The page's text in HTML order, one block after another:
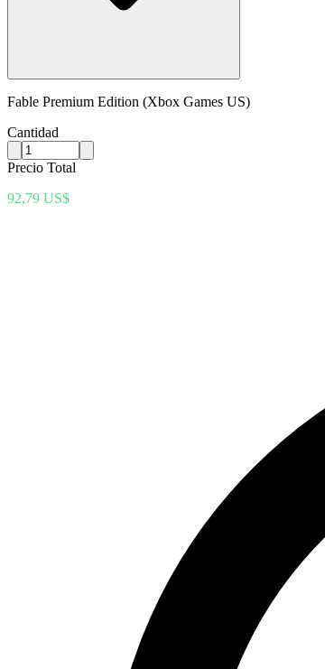
Fable Premium Edition (Xbox Games US)
Cantidad
Precio Total
92,79 US$